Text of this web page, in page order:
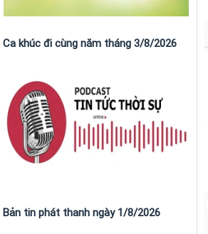
Ca khúc đi cùng năm tháng 3/8/2026
Bản tin phát thanh ngày 1/8/2026